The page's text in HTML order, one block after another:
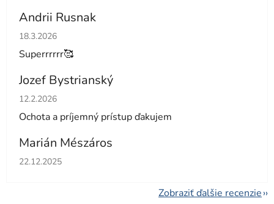
Andrii Rusnak
Hodnotenie obchodu je 5 z 5 hviezdičiek.
18.3.2026
Superrrrrr🥰
Jozef Bystrianský
Hodnotenie obchodu je 5 z 5 hviezdičiek.
12.2.2026
Ochota a príjemný prístup ďakujem
Marián Mészáros
Hodnotenie obchodu je 5 z 5 hviezdičiek.
22.12.2025
Zobraziť ďalšie recenzie